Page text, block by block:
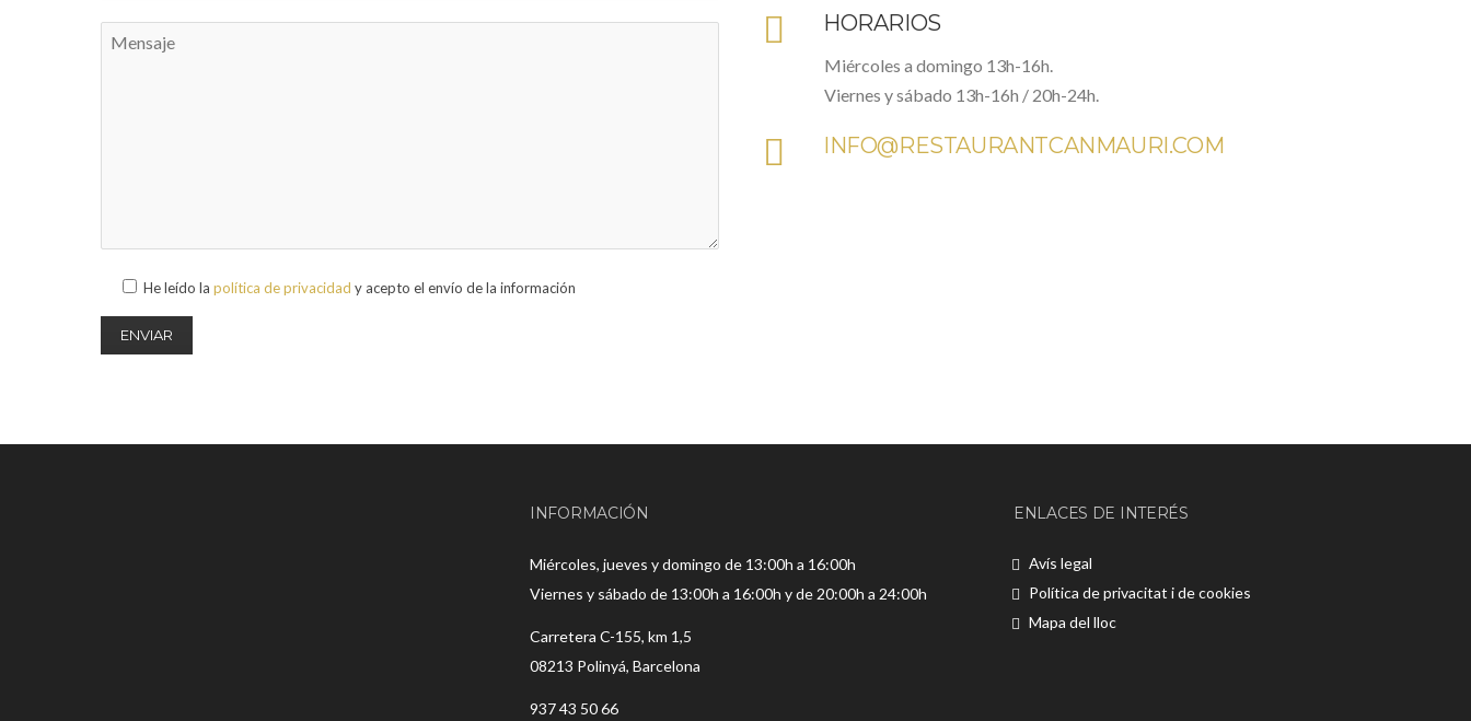
He leído la política de privacidad y acepto el envío de la información
HORARIOS
Miércoles a domingo 13h-16h.
Viernes y sábado 13h-16h / 20h-24h.
INFO@RESTAURANTCANMAURI.COM
INFORMACIÓN
Miércoles, jueves y domingo de 13:00h a 16:00h
Viernes y sábado de 13:00h a 16:00h y de 20:00h a 24:00h
Carretera C-155, km 1,5
08213 Polinyá, Barcelona
937 43 50 66
ENLACES DE INTERÉS
Avís legal
Política de privacitat i de cookies
Mapa del lloc